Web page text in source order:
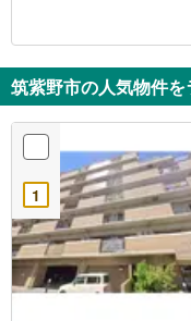
筑紫野市の人気物件
1